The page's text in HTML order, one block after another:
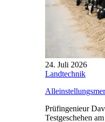
24. Juli 2026
Landtechnik
Prüfingenieur
Testgeschehen